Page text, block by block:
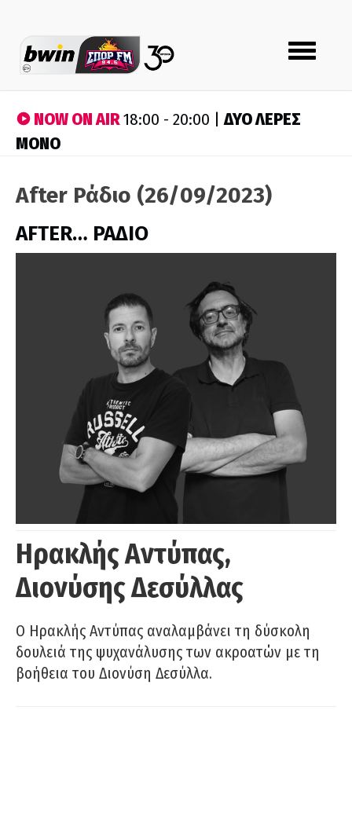
Toggle
navigation
NOW ON AIR18:00 - 20:00 |ΔΥΟ ΛΕΡΕΣ
ΜΟΝΟ
After Ράδιο (26/09/2023)
AFTER… ΡΑΔΙΟ
Ηρακλής Αντύπας,
Διονύσης Δεσύλλας
Ο Ηρακλής Αντύπας αναλαμβάνει τη δύσκολη
δουλειά της ψυχανάλυσης των ακροατών με τη
βοήθεια του Διονύση Δεσύλλα.